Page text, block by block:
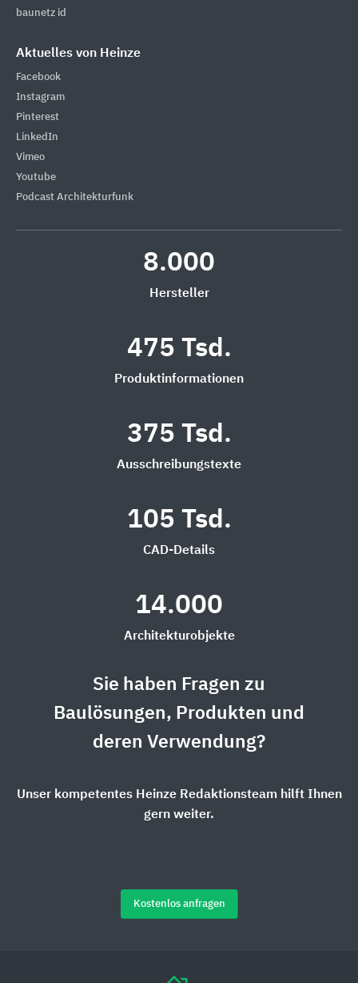
baunetz id
Aktuelles von Heinze
Facebook
Instagram
Pinterest
LinkedIn
Vimeo
Youtube
Podcast Architekturfunk
8.000
Hersteller
475 Tsd.
Produktinformationen
375 Tsd.
Ausschreibungstexte
105 Tsd.
CAD-Details
14.000
Architekturobjekte
Sie haben Fragen zu
Baulösungen, Produkten und
deren Verwendung?
Unser kompetentes Heinze Redaktionsteam hilft Ihnen
gern weiter.
Kostenlos anfragen